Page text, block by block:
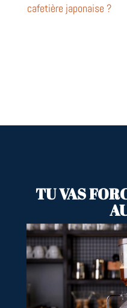
cafetière japonaise ?
TU VAS